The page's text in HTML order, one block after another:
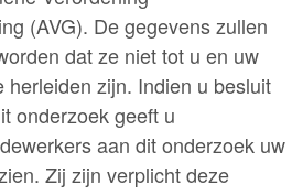
(AVG). De gegevens zullen
dat ze niet tot u en uw
herleiden zijn. Indien u besluit
onderzoek geeft u
aan dit onderzoek uw
Zij zijn verplicht deze